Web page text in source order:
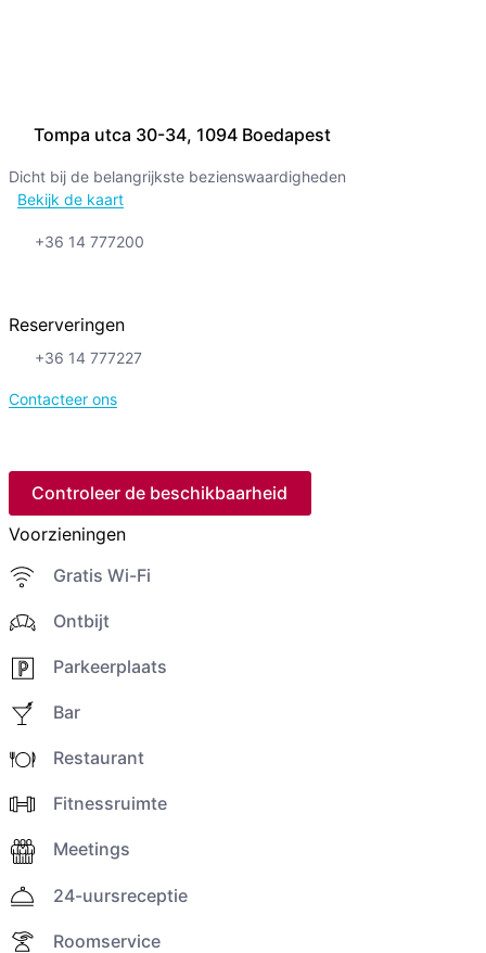
Tompa utca 30-34, 1094 Boedapest
Dicht bij de belangrijkste bezienswaardigheden
Bekijk de kaart
+36 14 777200
Reserveringen
+36 14 777227
Contacteer ons
Controleer de beschikbaarheid
Voorzieningen
Gratis Wi-Fi
Ontbijt
Parkeerplaats
Bar
Restaurant
Fitnessruimte
Meetings
24-uursreceptie
Roomservice